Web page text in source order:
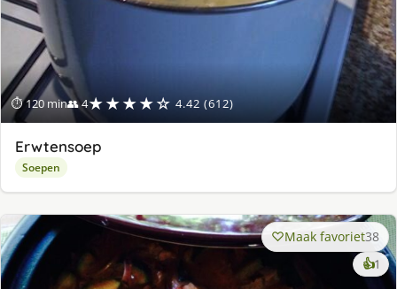
⏱ 120 min👥 4★★★★☆ 4.42 (612)
Erwtensoep
Soepen
Maak favoriet38
👍1